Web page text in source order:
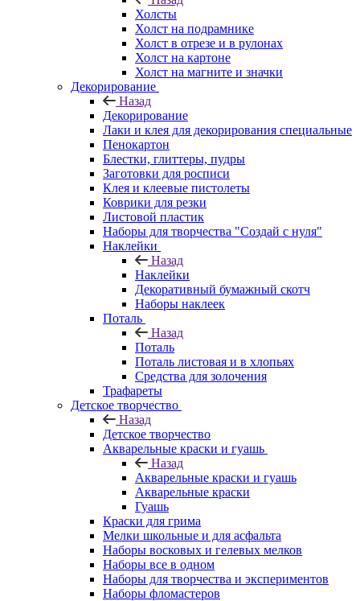
Холсты
Холст на подрамнике
Холст в отрезе и в рулонах
Холст на картоне
Холст на магните и значки
Декорирование
Назад
Декорирование
Лаки и клея для декорирования специальные
Пенокартон
Блестки, глиттеры, пудры
Заготовки для росписи
Клея и клеевые пистолеты
Коврики для резки
Листовой пластик
Наборы для творчества "Создай с нуля"
Наклейки
Назад
Наклейки
Декоративный бумажный скотч
Наборы наклеек
Поталь
Назад
Поталь
Поталь листовая и в хлопьях
Средства для золочения
Трафареты
Детское творчество
Назад
Детское творчество
Акварельные краски и гуашь
Назад
Акварельные краски и гуашь
Акварельные краски
Гуашь
Краски для грима
Мелки школьные и для асфальта
Наборы восковых и гелевых мелков
Наборы все в одном
Наборы для творчества и экспериментов
Наборы фломастеров